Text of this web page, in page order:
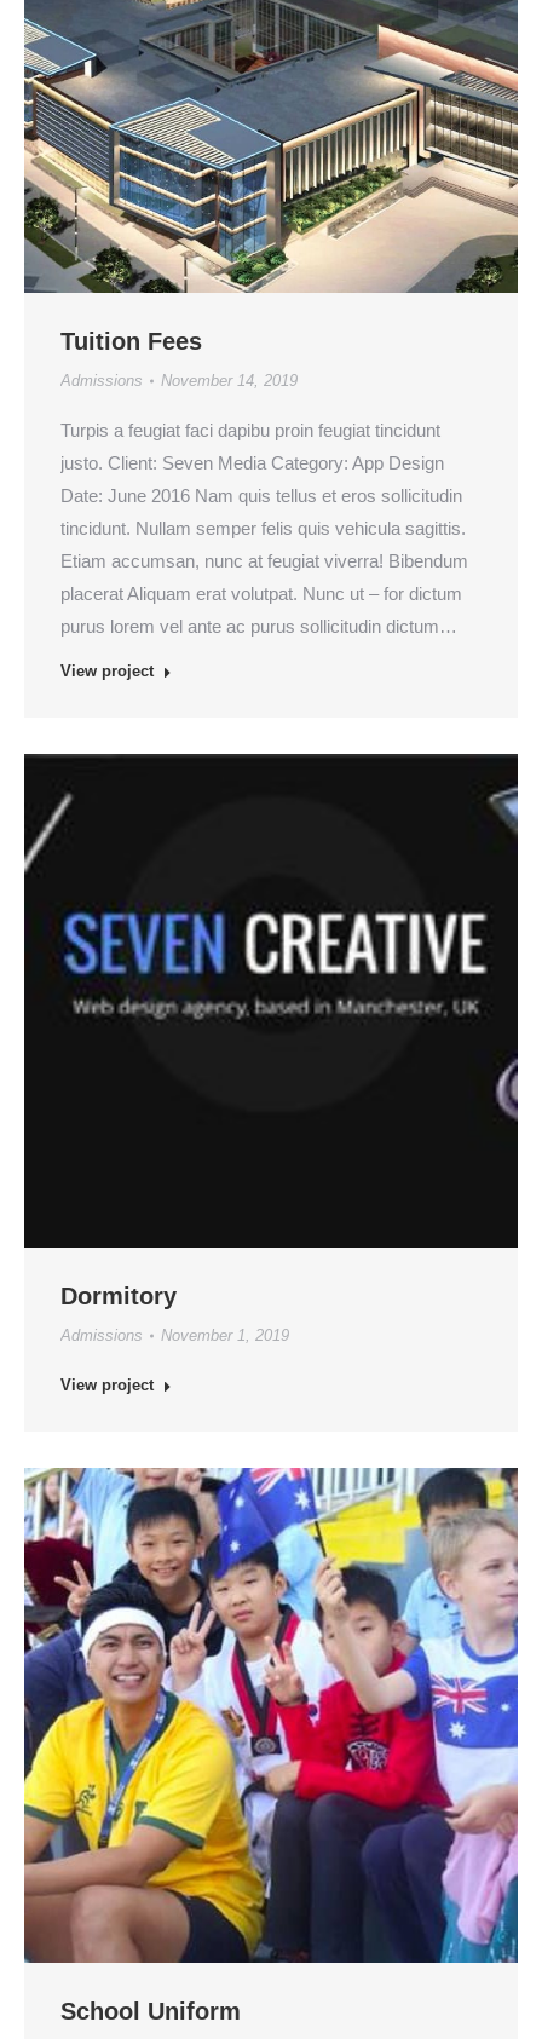
Tuition Fees
Admissions November 14, 2019
Turpis a feugiat faci dapibu proin feugiat tincidunt
justo. Client: Seven Media Category: App Design
Date: June 2016 Nam quis tellus et eros sollicitudin
tincidunt. Nullam semper felis quis vehicula sagittis.
Etiam accumsan, nunc at feugiat viverra! Bibendum
placerat Aliquam erat volutpat. Nunc ut – for dictum
purus lorem vel ante ac purus sollicitudin dictum…
View project
Dormitory
Admissions November 1, 2019
View project
School Uniform